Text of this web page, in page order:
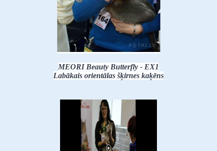
MEORI Beauty Butterfly - EX1
Labākais orientālas šķirnes kaķēns